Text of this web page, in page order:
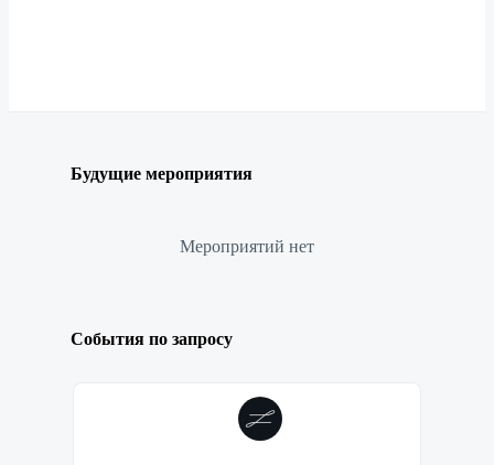
Будущие мероприятия
Мероприятий нет
События по запросу